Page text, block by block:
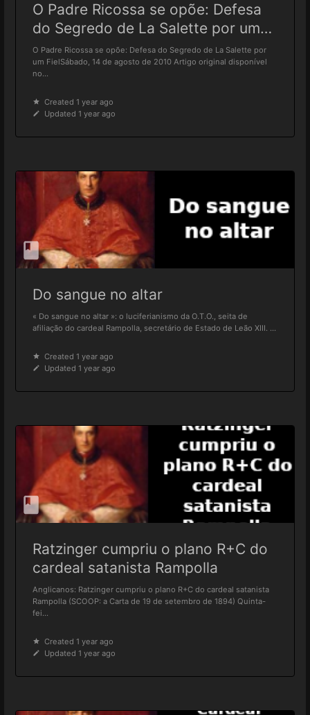
O Padre Ricossa se opõe: Defesa
do Segredo de La Salette por um
Fiel
O Padre Ricossa se opõe: Defesa do Segredo de La Salette por
um FielSábado, 14 de agosto de 2010 Artigo original disponível
no...
Created 1 year ago
Updated 1 year ago
Do sangue no altar
« Do sangue no altar »: o luciferianismo da O.T.O., seita de
afiliação do cardeal Rampolla, secretário de Estado de Leão XIII. ...
Created 1 year ago
Updated 1 year ago
Ratzinger cumpriu o plano R+C do
cardeal satanista Rampolla
Anglicanos: Ratzinger cumpriu o plano R+C do cardeal satanista
Rampolla (SCOOP: a Carta de 19 de setembro de 1894) Quinta-
fei...
Created 1 year ago
Updated 1 year ago